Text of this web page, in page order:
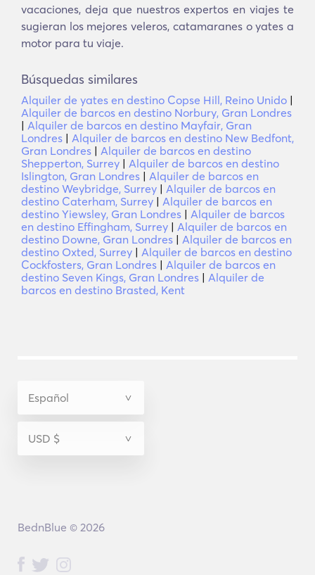
vacaciones, deja que nuestros expertos en viajes te
sugieran los mejores veleros, catamaranes o yates a
motor para tu viaje.
Búsquedas similares
Alquiler de yates en destino Copse Hill, Reino Unido |
Alquiler de barcos en destino Norbury, Gran Londres
| Alquiler de barcos en destino Mayfair, Gran
Londres | Alquiler de barcos en destino New Bedfont,
Gran Londres | Alquiler de barcos en destino
Shepperton, Surrey | Alquiler de barcos en destino
Islington, Gran Londres | Alquiler de barcos en
destino Weybridge, Surrey | Alquiler de barcos en
destino Caterham, Surrey | Alquiler de barcos en
destino Yiewsley, Gran Londres | Alquiler de barcos
en destino Effingham, Surrey | Alquiler de barcos en
destino Downe, Gran Londres | Alquiler de barcos en
destino Oxted, Surrey | Alquiler de barcos en destino
Cockfosters, Gran Londres | Alquiler de barcos en
destino Seven Kings, Gran Londres | Alquiler de
barcos en destino Brasted, Kent
BednBlue © 2026